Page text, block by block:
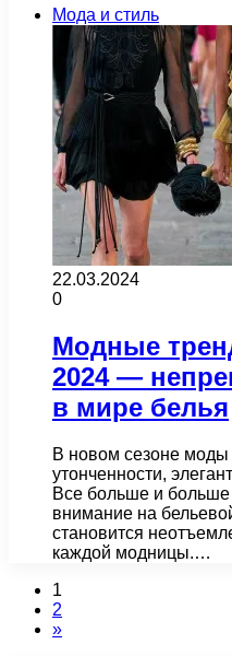
Мода и стиль
22.03.2024
0
Модные
2024 —
в мире белья
В новом сезоне моды
утонченности,
Все больше и
внимание на
становится
каждой модницы.…
1
2
»